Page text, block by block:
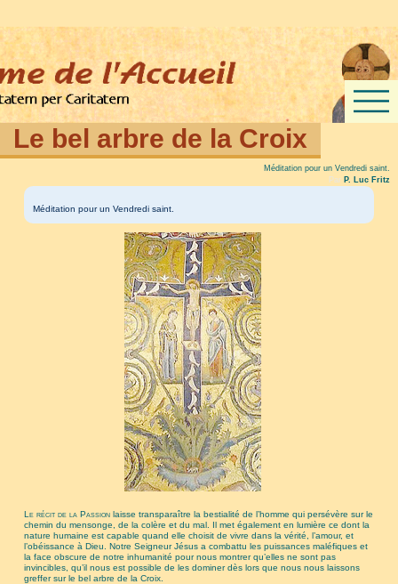
Le bel arbre de la Croix
Méditation pour un Vendredi saint.
Par P. Luc Fritz
Méditation pour un Vendredi saint.
Le récit de la Passionlaisse transparaître la bestialité de l’homme qui persévère sur le
chemin du mensonge, de la colère et du mal. Il met également en lumière ce dont la
nature humaine est capable quand elle choisit de vivre dans la vérité, l’amour, et
l’obéissance à Dieu. Notre Seigneur Jésus a combattu les puissances maléfiques et
la face obscure de notre inhumanité pour nous montrer qu’elles ne sont pas
invincibles, qu’il nous est possible de les dominer dès lors que nous nous laissons
greffer sur le bel arbre de la Croix.